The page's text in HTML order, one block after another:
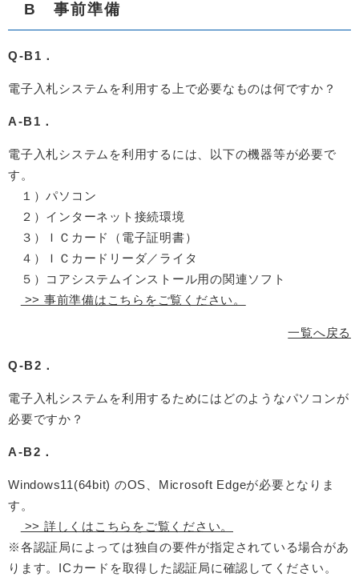
B 事前準備
Q-B1．
電子入札システムを利用する上で必要なものは何ですか？
A-B1．
電子入札システムを利用するには、以下の機器等が必要で
す。
１）パソコン
２）インターネット接続環境
３）ＩＣカード（電子証明書）
４）ＩＣカードリーダ／ライタ
５）コアシステムインストール用の関連ソフト
>> 事前準備はこちらをご覧ください。
一覧へ戻る
Q-B2．
電子入札システムを利用するためにはどのようなパソコンが
必要ですか？
A-B2．
Windows11(64bit) のOS、Microsoft Edgeが必要となりま
す。
>> 詳しくはこちらをご覧ください。
※各認証局によっては独自の要件が指定されている場合があ
ります。ICカードを取得した認証局に確認してください。